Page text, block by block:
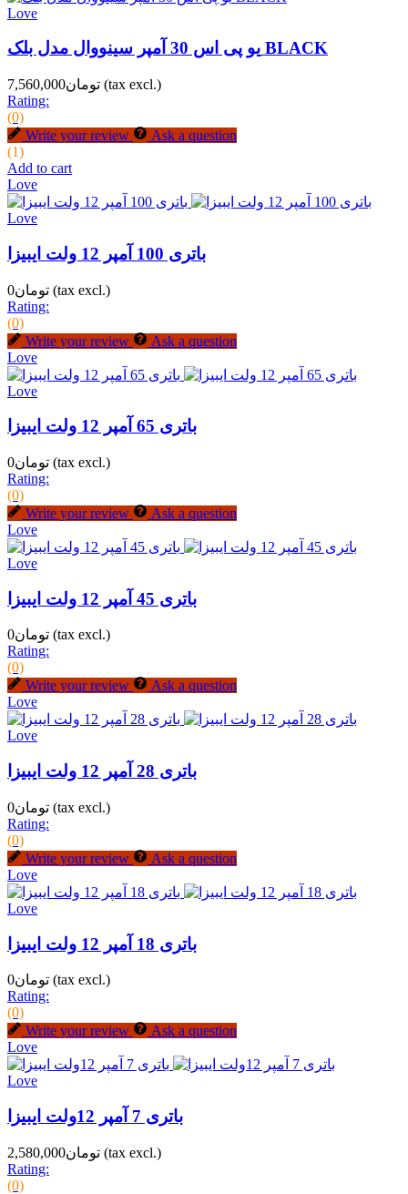
Love
یو پی اس 30 آمپر سینووال مدل بلک BLACK
تومان7,560,000 (tax excl.)
Rating:
(0)
Write your review
Ask a question
(1)
Add to cart
Love
Love
باتری 100 آمپر 12 ولت ایبیزا
تومان0 (tax excl.)
Rating:
(0)
Write your review
Ask a question
Love
Love
باتری 65 آمپر 12 ولت ایبیزا
تومان0 (tax excl.)
Rating:
(0)
Write your review
Ask a question
Love
Love
باتری 45 آمپر 12 ولت ایبیزا
تومان0 (tax excl.)
Rating:
(0)
Write your review
Ask a question
Love
Love
باتری 28 آمپر 12 ولت ایبیزا
تومان0 (tax excl.)
Rating:
(0)
Write your review
Ask a question
Love
Love
باتری 18 آمپر 12 ولت ایبیزا
تومان0 (tax excl.)
Rating:
(0)
Write your review
Ask a question
Love
Love
باتری 7 آمپر 12ولت ایبیزا
تومان2,580,000 (tax excl.)
Rating:
(0)